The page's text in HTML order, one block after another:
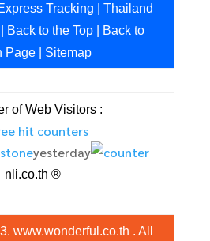
Tracking
Thailand
Back to the Top
Back to
Page| Sitemap
of Web Visitors :
yesterday
nli.co.th ®
www.wonderful.co.th . All